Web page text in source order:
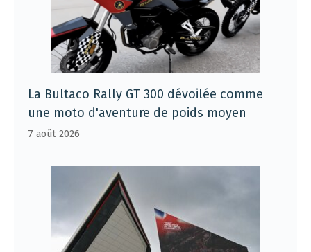
La Bultaco Rally GT 300 dévoilée comme
une moto d'aventure de poids moyen
7 août 2026